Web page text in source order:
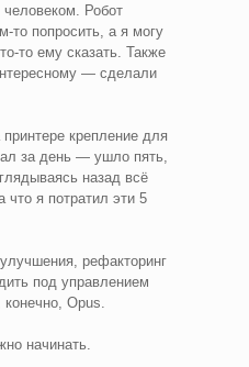
Робот
то попросить, а я могу
то ему сказать. Также
— сделали
крепление для
за день — ушло пять,
назад всё
что я потратил эти 5
рефакторинг
под управлением
Opus.
начинать.